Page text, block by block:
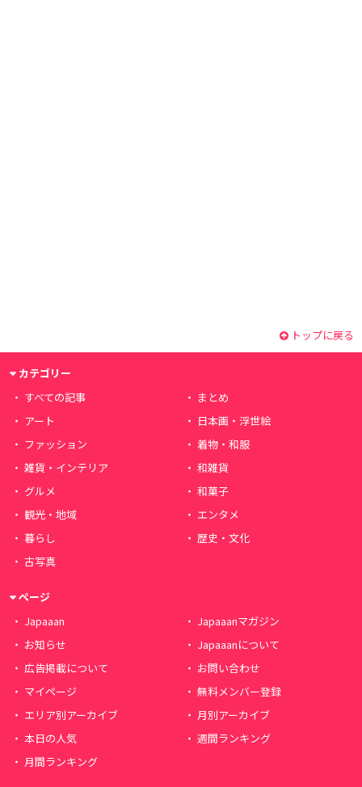
トップに戻る
カテゴリー
すべての記事
まとめ
アート
日本画・浮世絵
ファッション
着物・和服
雑貨・インテリア
和雑貨
グルメ
和菓子
観光・地域
エンタメ
暮らし
歴史・文化
古写真
ページ
Japaaan
Japaaanマガジン
お知らせ
Japaaanについて
広告掲載について
お問い合わせ
マイページ
無料メンバー登録
エリア別アーカイブ
月別アーカイブ
本日の人気
週間ランキング
月間ランキング